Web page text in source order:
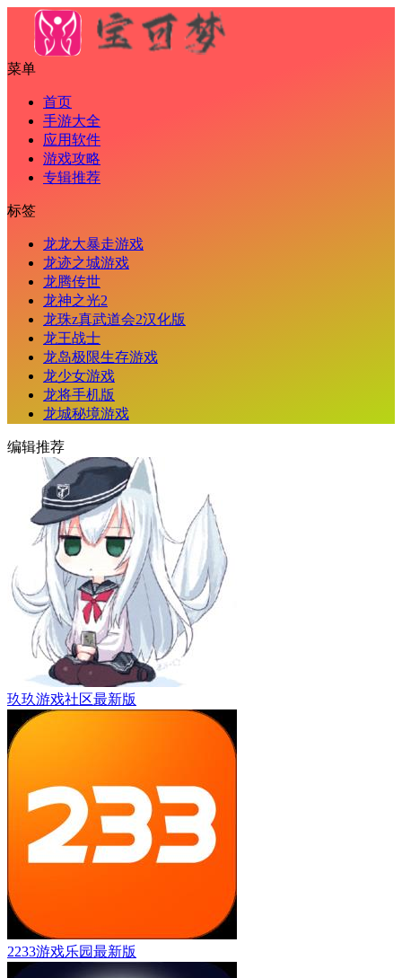
菜单
首页
手游大全
应用软件
游戏攻略
专辑推荐
标签
龙龙大暴走游戏
龙迹之城游戏
龙腾传世
龙神之光2
龙珠z真武道会2汉化版
龙王战士
龙岛极限生存游戏
龙少女游戏
龙将手机版
龙城秘境游戏
编辑推荐
玖玖游戏社区最新版
2233游戏乐园最新版